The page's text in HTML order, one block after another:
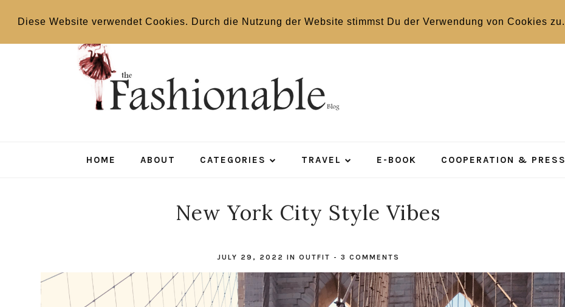
Diese Website verwendet Cookies. Durch die Nutzung der Website stimmst Du der Verwendung von Cookies zu.
HOME ABOUT CATEGORIES TRAVEL E-BOOK COOPERATION & PRESS
New York City Style Vibes
JULY 29, 2022 IN OUTFIT - 3 COMMENTS